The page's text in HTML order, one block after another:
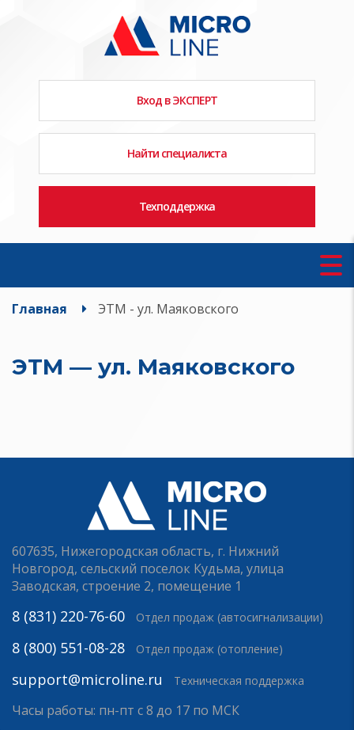
Вход в ЭКСПЕРТ
Найти специалиста
Техподдержка
Главная ЭТМ - ул. Маяковского
ЭТМ — ул. Маяковского
607635, Нижегородская область, г. Нижний
Новгород, сельский поселок Кудьма, улица
Заводская, строение 2, помещение 1
8 (831) 220-76-60 Отдел продаж (автосигнализации)
8 (800) 551-08-28 Отдел продаж (отопление)
support@microline.ru Техническая поддержка
Часы работы: пн-пт с 8 до 17 по МСК